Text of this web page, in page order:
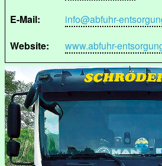
E-Mail:
info@abfuhr-
Website:
www.abfuhr-